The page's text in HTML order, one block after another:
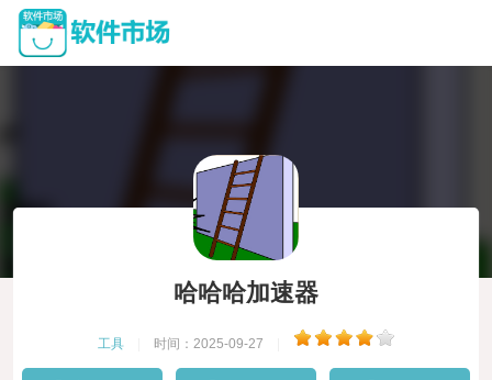
哈哈哈加速器
工具 时间：2025-09-27